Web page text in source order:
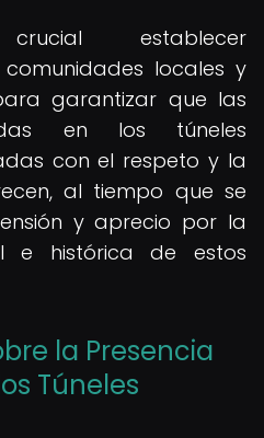
establecer
locales y
garantizar que las
en los túneles
con el respeto y la
al tiempo que se
y aprecio por la
e histórica de estos
la Presencia
Túneles